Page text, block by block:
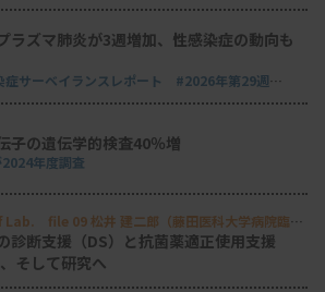
ラズマ肺炎が3週増加、性感染症の動向も
症サーベイランスレポート #2026年第29週
子の遺伝学的検査40％増
年度調査
file 09 松井 建二郎（藤田医科大学病院臨床
物遺伝子検査室）
診断支援（DS）と抗菌薬適正使用支援
、そして研究へ